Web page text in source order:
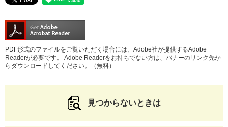
PDF形式のファイルをご覧いただく場合には、Adobe社が提供するAdobe
Readerが必要です。
Adobe Readerをお持ちでない方は、バナーのリンク先か
らダウンロードしてください。（無料）
見つからないときは